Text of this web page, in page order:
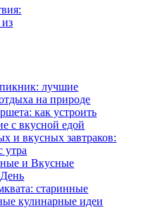
лучшие
на природе
как устроить
с вкусной едой
и вкусных завтраков:
утра
и Вкусные
старинные
кулинарные идеи